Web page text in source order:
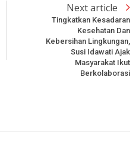
Next article
Tingkatkan Kesadaran
Kesehatan Dan
Kebersihan Lingkungan,
Susi Idawati Ajak
Masyarakat Ikut
Berkolaborasi